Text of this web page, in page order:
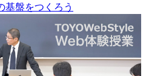
基盤をつくろう